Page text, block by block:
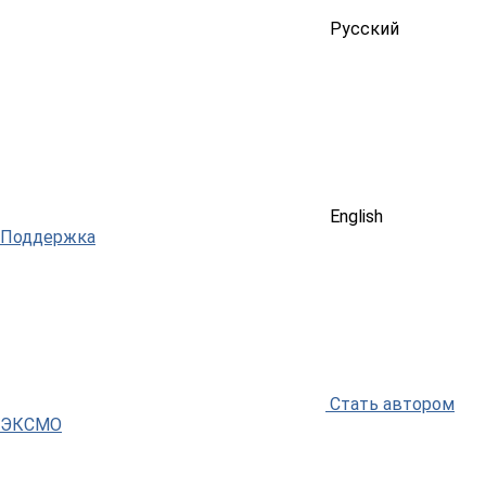
Русский
English
Поддержка
Стать автором
ЭКСМО